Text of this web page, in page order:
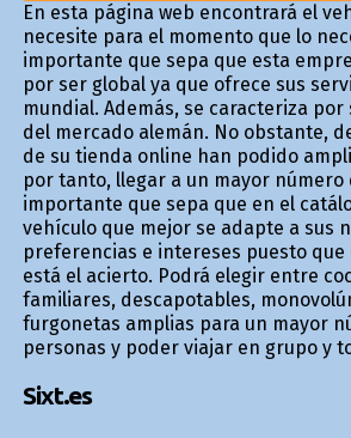
En esta página web encontrará el
necesite para el momento que lo
importante que sepa que esta
por ser global ya que ofrece sus
mundial. Además, se caracteriza
del mercado alemán. No obstante,
de su tienda online han podido
por tanto, llegar a un mayor número
importante que sepa que en el
vehículo que mejor se adapte a sus
preferencias e intereses puesto que
está el acierto. Podrá elegir entre
familiares, descapotables,
furgonetas amplias para un mayor
personas y poder viajar en grupo y
Sixt.es